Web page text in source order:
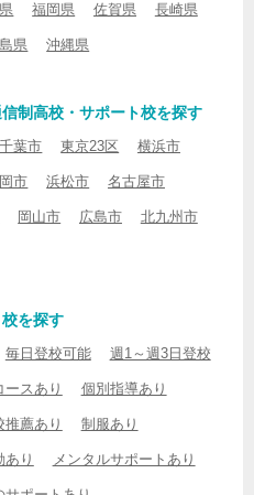
福岡県 佐賀県 長崎県
県 沖縄県
制高校・サポート校を探す
千葉市 東京23区 横浜市
市 浜松市 名古屋市
岡山市 広島市 北九州市
を探す
毎日登校可能 週1～週3日登校
ースあり 個別指導あり
推薦あり 制服あり
あり メンタルサポートあり